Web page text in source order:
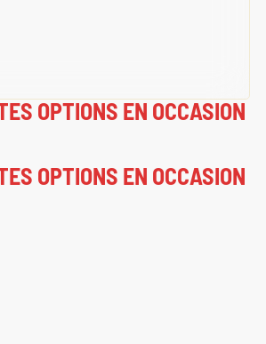
OPTIONS EN OCCASION
OPTIONS EN OCCASION